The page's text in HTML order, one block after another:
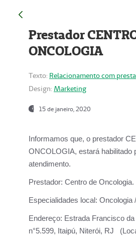
Prestador
ONCOLOGIA
Texto: Relacionamento com
Design: Marketing
15 de janeiro, 2020
Informamos que, o prestador
ONCOLOGIA, estará habilitado
atendimento.
Prestador: Centro de Oncologia.
Especialidades local: Oncologia
Endereço: Estrada Francisco
n°5.599, Itaipú, Niterói, RJ